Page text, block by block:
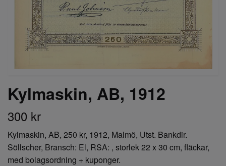
Kylmaskin, AB, 1912
300 kr
Kylmaskin, AB, 250 kr, 1912, Malmö, Utst. Bankdir.
Söllscher, Bransch: El, RSA: , storlek 22 x 30 cm, fläckar,
med bolagsordning + kuponger.